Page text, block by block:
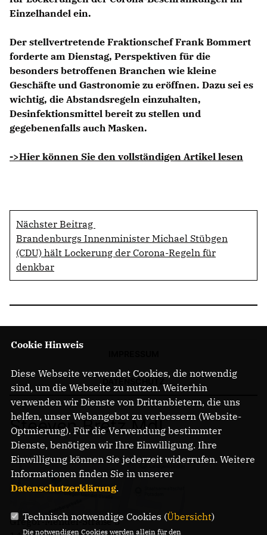
Einzelhandel ein.
Der stellvertretende Fraktionschef Frank Bommert
forderte am Dienstag, Perspektiven für die
besonders betroffenen Branchen wie kleine
Geschäfte und Gastronomie zu eröffnen. Dazu sei es
wichtig, die Abstandsregeln einzuhalten,
Desinfektionsmittel bereit zu stellen und
gegebenenfalls auch Masken.
->Hier können Sie den vollständigen Artikel lesen
Nächster Beitrag
Brandenburgs Innenminister Michael Stübgen
(CDU) hält Lockerung der Corona-Regeln für
denkbar
Steeven Bretz MdL
Gregor-Mendel-Straße 3
Cookie Hinweis
Diese Webseite verwendet Cookies, die notwendig
sind, um die Webseite zu nutzen. Weiterhin
verwenden wir Dienste von Drittanbietern, die uns
helfen, unser Webangebot zu verbessern (Website-
Optmierung). Für die Verwendung bestimmter
Dienste, benötigen wir Ihre Einwilligung. Ihre
Einwilligung können Sie jederzeit widerrufen. Weitere
Informationen finden Sie in unserer
Datenschutzerklärung.
Technisch notwendige Cookies (Übersicht)
Die notwendigen Cookies werden allein für den